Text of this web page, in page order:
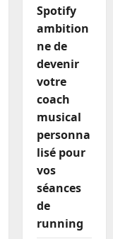
Spotify
ambition
ne de
devenir
votre
coach
musical
personna
lisé pour
vos
séances
de
running